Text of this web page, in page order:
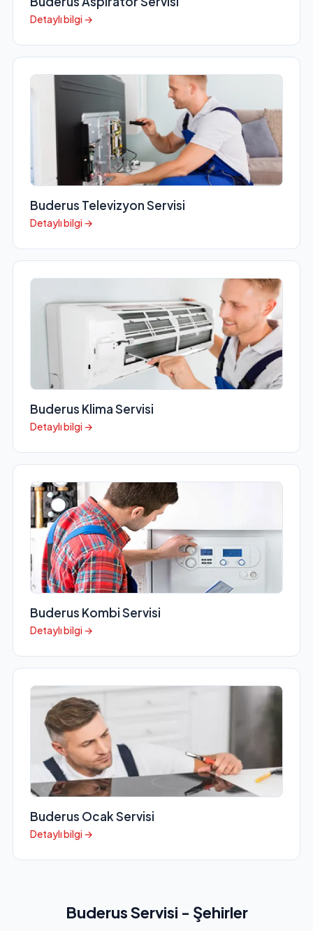
Detaylı bilgi →
Buderus Televizyon Servisi
Detaylı bilgi →
Buderus Klima Servisi
Detaylı bilgi →
Buderus Kombi Servisi
Detaylı bilgi →
Buderus Ocak Servisi
Detaylı bilgi →
Buderus Servisi - Şehirler